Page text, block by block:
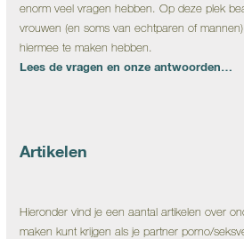
enorm veel vragen hebben. Op deze plek
vrouwen (en soms van echtparen of
hiermee te maken hebben.
Lees de vragen en onze antwoorden…
Artikelen
Hieronder vind je een aantal artikelen over
maken kunt krijgen als je partner porno/